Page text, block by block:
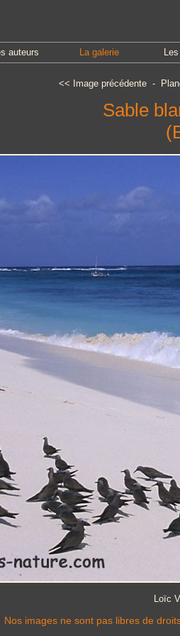
auteurs La galerie
<< Image précédente-
Sable
Loïc
Nos images ne sont pas libres de